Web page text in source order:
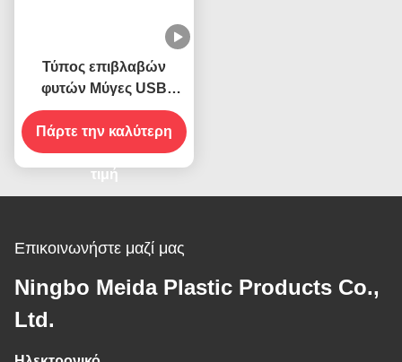
Τύπος επιβλαβών
φυτών Μύγες USB
Δυναμικό Δυναμικό
Δυναμικό Δυναμικό
Δυναμικό Δυναμικού
Δυναμικού Δυναμικού
Δυναμικού Δυναμικού
Δυναμικού Δυναμικού
Δυναμικού Δυναμικού
Πάρτε την καλύτερη
τιμή
Επικοινωνήστε μαζί μας
Ningbo Meida Plastic Products Co.,
Ltd.